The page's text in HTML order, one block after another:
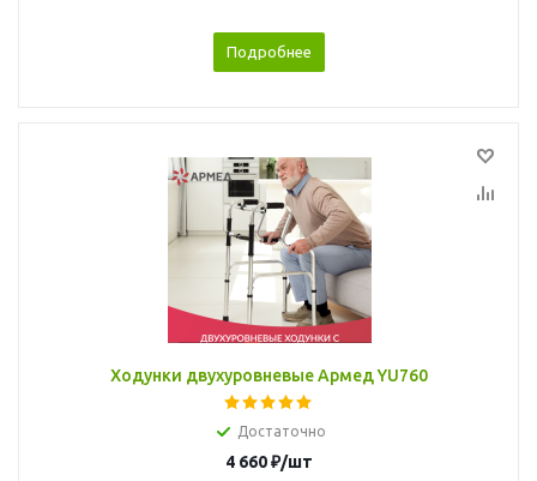
Подробнее
Ходунки двухуровневые Армед YU760
Достаточно
4 660₽/шт